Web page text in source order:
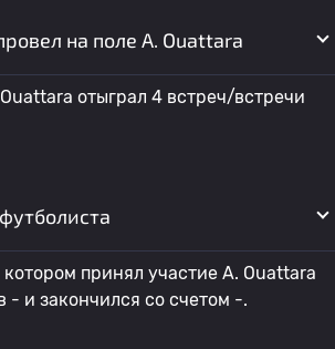
на поле A. Ouattara
отыграл 4 встреч/встречи
принял участие A. Ouattara
- и закончился со счетом -.